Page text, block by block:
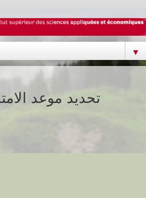
▼